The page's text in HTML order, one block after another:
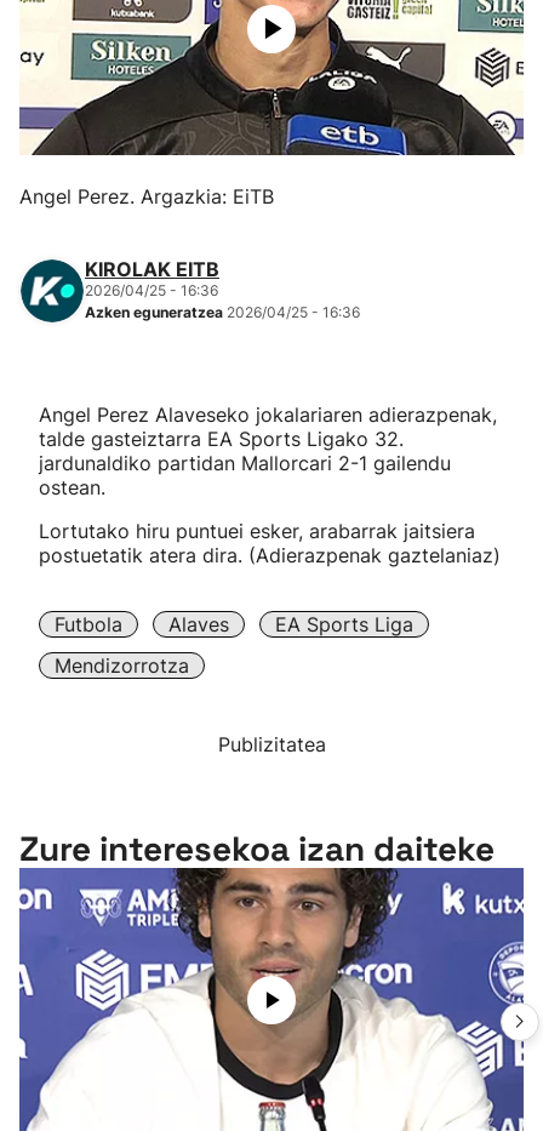
Herri-kirolak
Eskubaloia
Mendi-lasterketak
"Helmuga"
Angel Perez. Argazkia: EiTB
KIROLAK EITB
2026/04/25 - 16:36
Azken eguneratzea 2026/04/25 - 16:36
Angel Perez Alaveseko jokalariaren adierazpenak,
talde gasteiztarra EA Sports Ligako 32.
jardunaldiko partidan Mallorcari 2-1 gailendu
ostean.
Lortutako hiru puntuei esker, arabarrak jaitsiera
postuetatik atera dira. (Adierazpenak gaztelaniaz)
Futbola Alaves
EA Sports Liga
Mendizorrotza
Publizitatea
Zure interesekoa izan daiteke